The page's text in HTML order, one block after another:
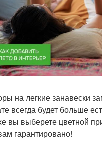
на легкие занавески
всегда будет больше
вы выберете цветной
гарантировано!